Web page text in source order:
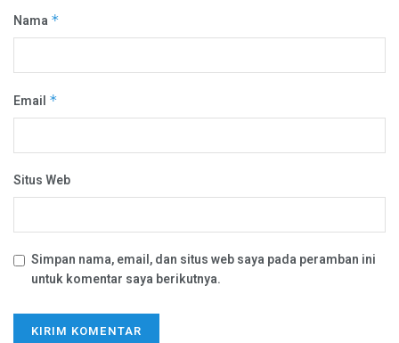
Nama *
Email *
Situs Web
Simpan nama, email, dan situs web saya pada peramban ini
untuk komentar saya berikutnya.